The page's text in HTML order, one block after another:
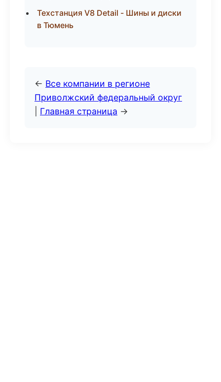
Техстанция V8 Detail - Шины и диски
в Тюмень
← Все компании в регионе
Приволжский федеральный округ
Главная страница →